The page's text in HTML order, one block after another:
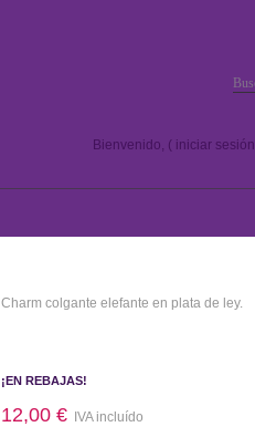
Bienvenido, ( iniciar sesión
Charm colgante elefante en plata de ley.
¡EN REBAJAS!
12,00 € IVA incluído